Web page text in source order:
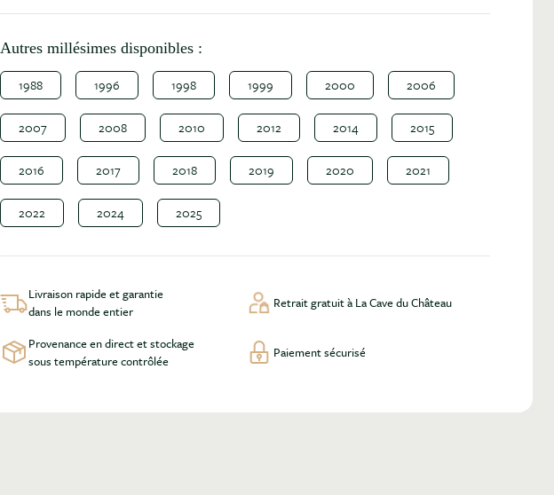
Autres millésimes disponibles :
1988 1996 1998 1999 2000 2006
2007 2008 2010 2012 2014 2015
2016 2017 2018 2019 2020 2021
2022 2024 2025
Livraison rapide et garantie
dans le monde entier
Retrait gratuit à La Cave du Château
Provenance en direct et stockage
sous température contrôlée
Paiement sécurisé